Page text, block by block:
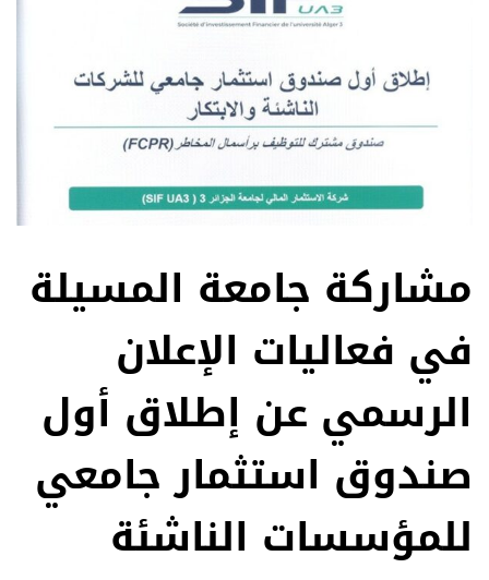
مشاركة جامعة المسيلة
في فعاليات الإعلان
الرسمي عن إطلاق أول
صندوق استثمار جامعي
للمؤسسات الناشئة